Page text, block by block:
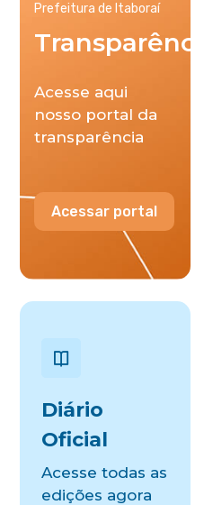
Prefeitura de Itaboraí
Transparência
Acesse aqui
nosso portal da
transparência
Acessar portal
Diário
Oficial
Acesse todas as
edições agora